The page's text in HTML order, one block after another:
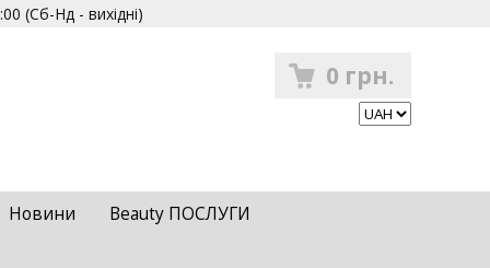
(Сб-Нд - вихідні)
0 грн.
Новини Beauty ПОСЛУГИ